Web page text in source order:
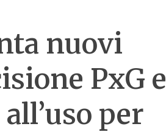
nuovi
PxG e
per